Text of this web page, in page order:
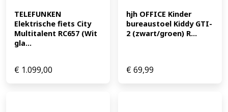
TELEFUNKEN
Elektrische fiets City
Multitalent RC657 (Wit
gla...
€ 1.099,00
hjh OFFICE Kinder
bureaustoel Kiddy GTI-
2 (zwart/groen) R...
€69,99